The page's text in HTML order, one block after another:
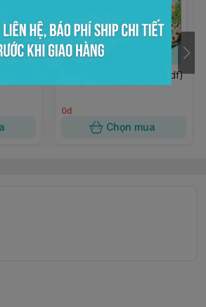
Xốt mãng cầu 850gr (wdf)
0đ
Chọn mua